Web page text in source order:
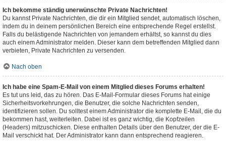
Ich bekomme ständig unerwünschte Private Nachrichten!
Du kannst Private Nachrichten, die dir ein Mitglied sendet, automatisch löschen,
indem du in deinem persönlichen Bereich eine entsprechende Regel erstellst.
Falls du belästigende Nachrichten von jemandem erhältst, so kannst du dies
auch einem Administrator melden. Dieser kann dem betreffenden Mitglied dann
verbieten, Private Nachrichten zu versenden.
Nach oben
Ich habe eine Spam-E-Mail von einem Mitglied dieses Forums erhalten!
Es tut uns leid, das zu hören. Das E-Mail-Formular dieses Forums hat einige
Sicherheitsvorkehrungen, die Benutzer, die solche Nachrichten senden,
identifizieren sollen. Du solltest einem Administrator die komplette E-Mail, die du
bekommen hast, weiterleiten. Dabei ist es ganz wichtig, die Kopfzeilen
(Headers) mitzuschicken. Diese enthalten Details über den Benutzer, der die E-
Mail verschickt hat. Der Administrator kann dann entsprechend reagieren.